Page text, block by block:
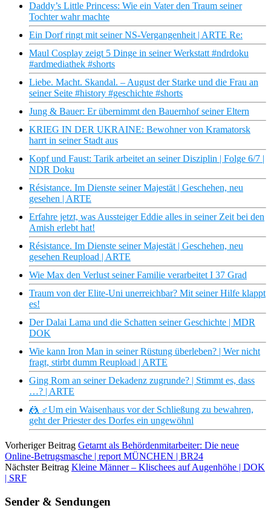
Daddy’s Little Princess: Wie ein Vater den Traum seiner
Tochter wahr machte
Ein Dorf ringt mit seiner NS-Vergangenheit | ARTE Re:
Maul Cosplay zeigt 5 Dinge in seiner Werkstatt #ndrdoku
#ardmediathek #shorts
Liebe. Macht. Skandal. – August der Starke und die Frau an
seiner Seite #history #geschichte #shorts
Jung & Bauer: Er übernimmt den Bauernhof seiner Eltern
KRIEG IN DER UKRAINE: Bewohner von Kramatorsk
harrt in seiner Stadt aus
Kopf und Faust: Tarik arbeitet an seiner Disziplin | Folge 6/7 |
NDR Doku
Résistance. Im Dienste seiner Majestät | Geschehen, neu
gesehen | ARTE
Erfahre jetzt, was Aussteiger Eddie alles in seiner Zeit bei den
Amish erlebt hat!
Résistance. Im Dienste seiner Majestät | Geschehen, neu
gesehen Reupload | ARTE
Wie Max den Verlust seiner Familie verarbeitet I 37 Grad
Traum von der Elite-Uni unerreichbar? Mit seiner Hilfe klappt
es!
Der Dalai Lama und die Schatten seiner Geschichte | MDR
DOK
Wie kann Iron Man in seiner Rüstung überleben? | Wer nicht
fragt, stirbt dumm Reupload | ARTE
Ging Rom an seiner Dekadenz zugrunde? | Stimmt es, dass
…? | ARTE
🤼 ♂Um ein Waisenhaus vor der Schließung zu bewahren,
geht der Priester des Dorfes ein ungewöhnl
Vorheriger Beitrag Getarnt als Behördenmitarbeiter: Die neue
Online-Betrugsmasche | report MÜNCHEN | BR24
Nächster Beitrag Kleine Männer – Klischees auf Augenhöhe | DOK
| SRF
Sender & Sendungen